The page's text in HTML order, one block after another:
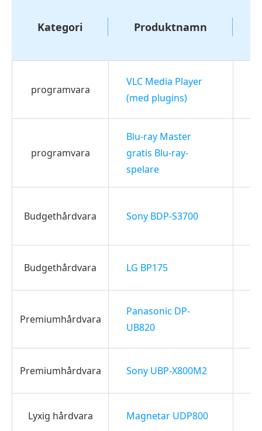
Kategori Produktnamn
programvara
VLC Media Player
(med plugins)
programvara
Blu-ray Master
gratis Blu-ray-
spelare
Budgethårdvara Sony BDP-S3700
Budgethårdvara LG BP175
Premiumhårdvara
Panasonic DP-
UB820
Premiumhårdvara Sony UBP-X800M2
Lyxig hårdvara Magnetar UDP800